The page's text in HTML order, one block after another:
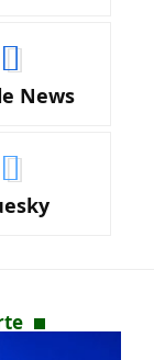
News